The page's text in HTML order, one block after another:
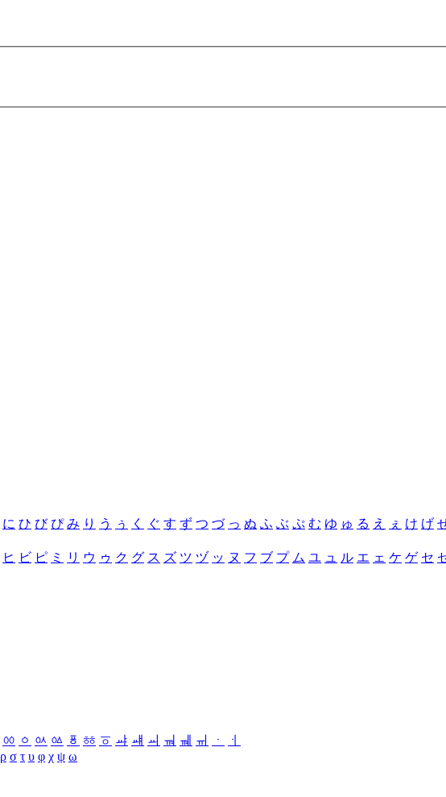
に ひ び ぴ み り う ぅ く ぐ す ず つ づ っ ぬ ふ ぶ ぷ む ゆ ゅ る え ぇ け げ
ヒ ビ ピ ミ リ ウ ゥ ク グ ス ズ ツ ヅ ッ ヌ フ ブ プ ム ユ ュ ル エ ェ ケ ゲ セ
ㆀ ㆁ ㆂ ㆃ ㆄ ㆅ ㆆ ㆇ ㆈ ㆉ ㆊ ㆋ ㆌ ㆍ
ㆎ
ρ σ τ υ φ χ ψ ω